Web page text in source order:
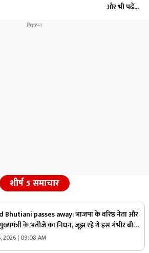
और भी पढ़ें...
शीर्ष 5 समाचार
Bhutiani passes away: भाजपा के वरिष्ठ नेता और
के भतीजे का निधन, जूझ रहे थे इस गंभीर बीमार
में शोक की लहर
2026 | 09:08 AM